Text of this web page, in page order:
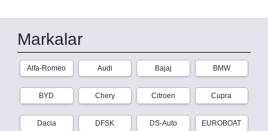
Markalar
Alfa-Romeo Audi Bajaj BMW
BYD Chery Citroen Cupra
Dacia DFSK DS-Auto EUROBOAT